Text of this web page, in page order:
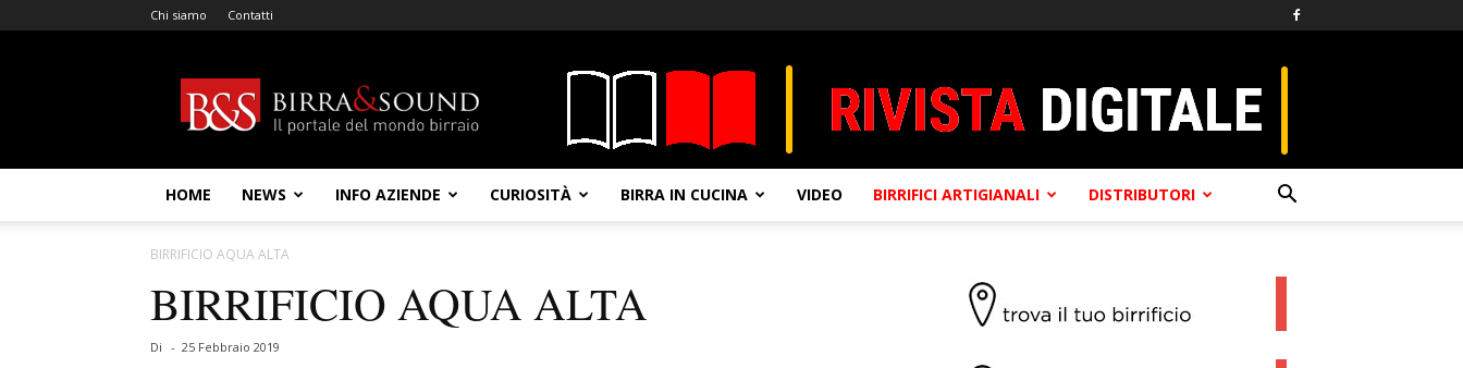
Chi siamo Contatti
&
Sound
HOME NEWS INFO AZIENDE CURIOSITÀ BIRRA IN CUCINA VIDEO BIRRIFICI ARTIGIANALI DISTRIBUTORI
BIRRIFICIO AQUA ALTA
BIRRIFICIO AQUA ALTA
Di - 25 Febbraio 2019